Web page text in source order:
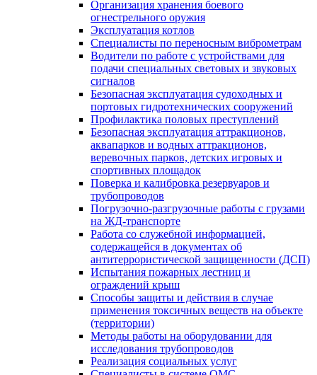
Организация хранения боевого
огнестрельного оружия
Эксплуатация котлов
Специалисты по переносным виброметрам
Водители по работе с устройствами для
подачи специальных световых и звуковых
сигналов
Безопасная эксплуатация судоходных и
портовых гидротехнических сооружений
Профилактика половых преступлений
Безопасная эксплуатация аттракционов,
аквапарков и водных аттракционов,
веревочных парков, детских игровых и
спортивных площадок
Поверка и калибровка резервуаров и
трубопроводов
Погрузочно-разгрузочные работы с грузами
на ЖД-транспорте
Работа со служебной информацией,
содержащейся в документах об
антитеррористической защищенности (ДСП)
Испытания пожарных лестниц и
ограждений крыш
Способы защиты и действия в случае
применения токсичных веществ на объекте
(территории)
Методы работы на оборудовании для
исследования трубопроводов
Реализация социальных услуг